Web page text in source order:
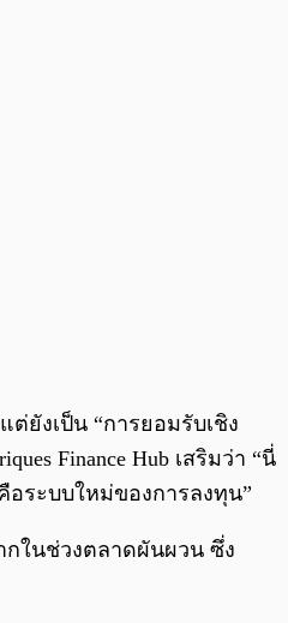
ต่ยังเป็น “การยอมรับเชิง
Finance Hub เสริมว่า “นี่
ระบบใหม่ของการลงทุน”
ในช่วงตลาดผันผวน ซึ่ง